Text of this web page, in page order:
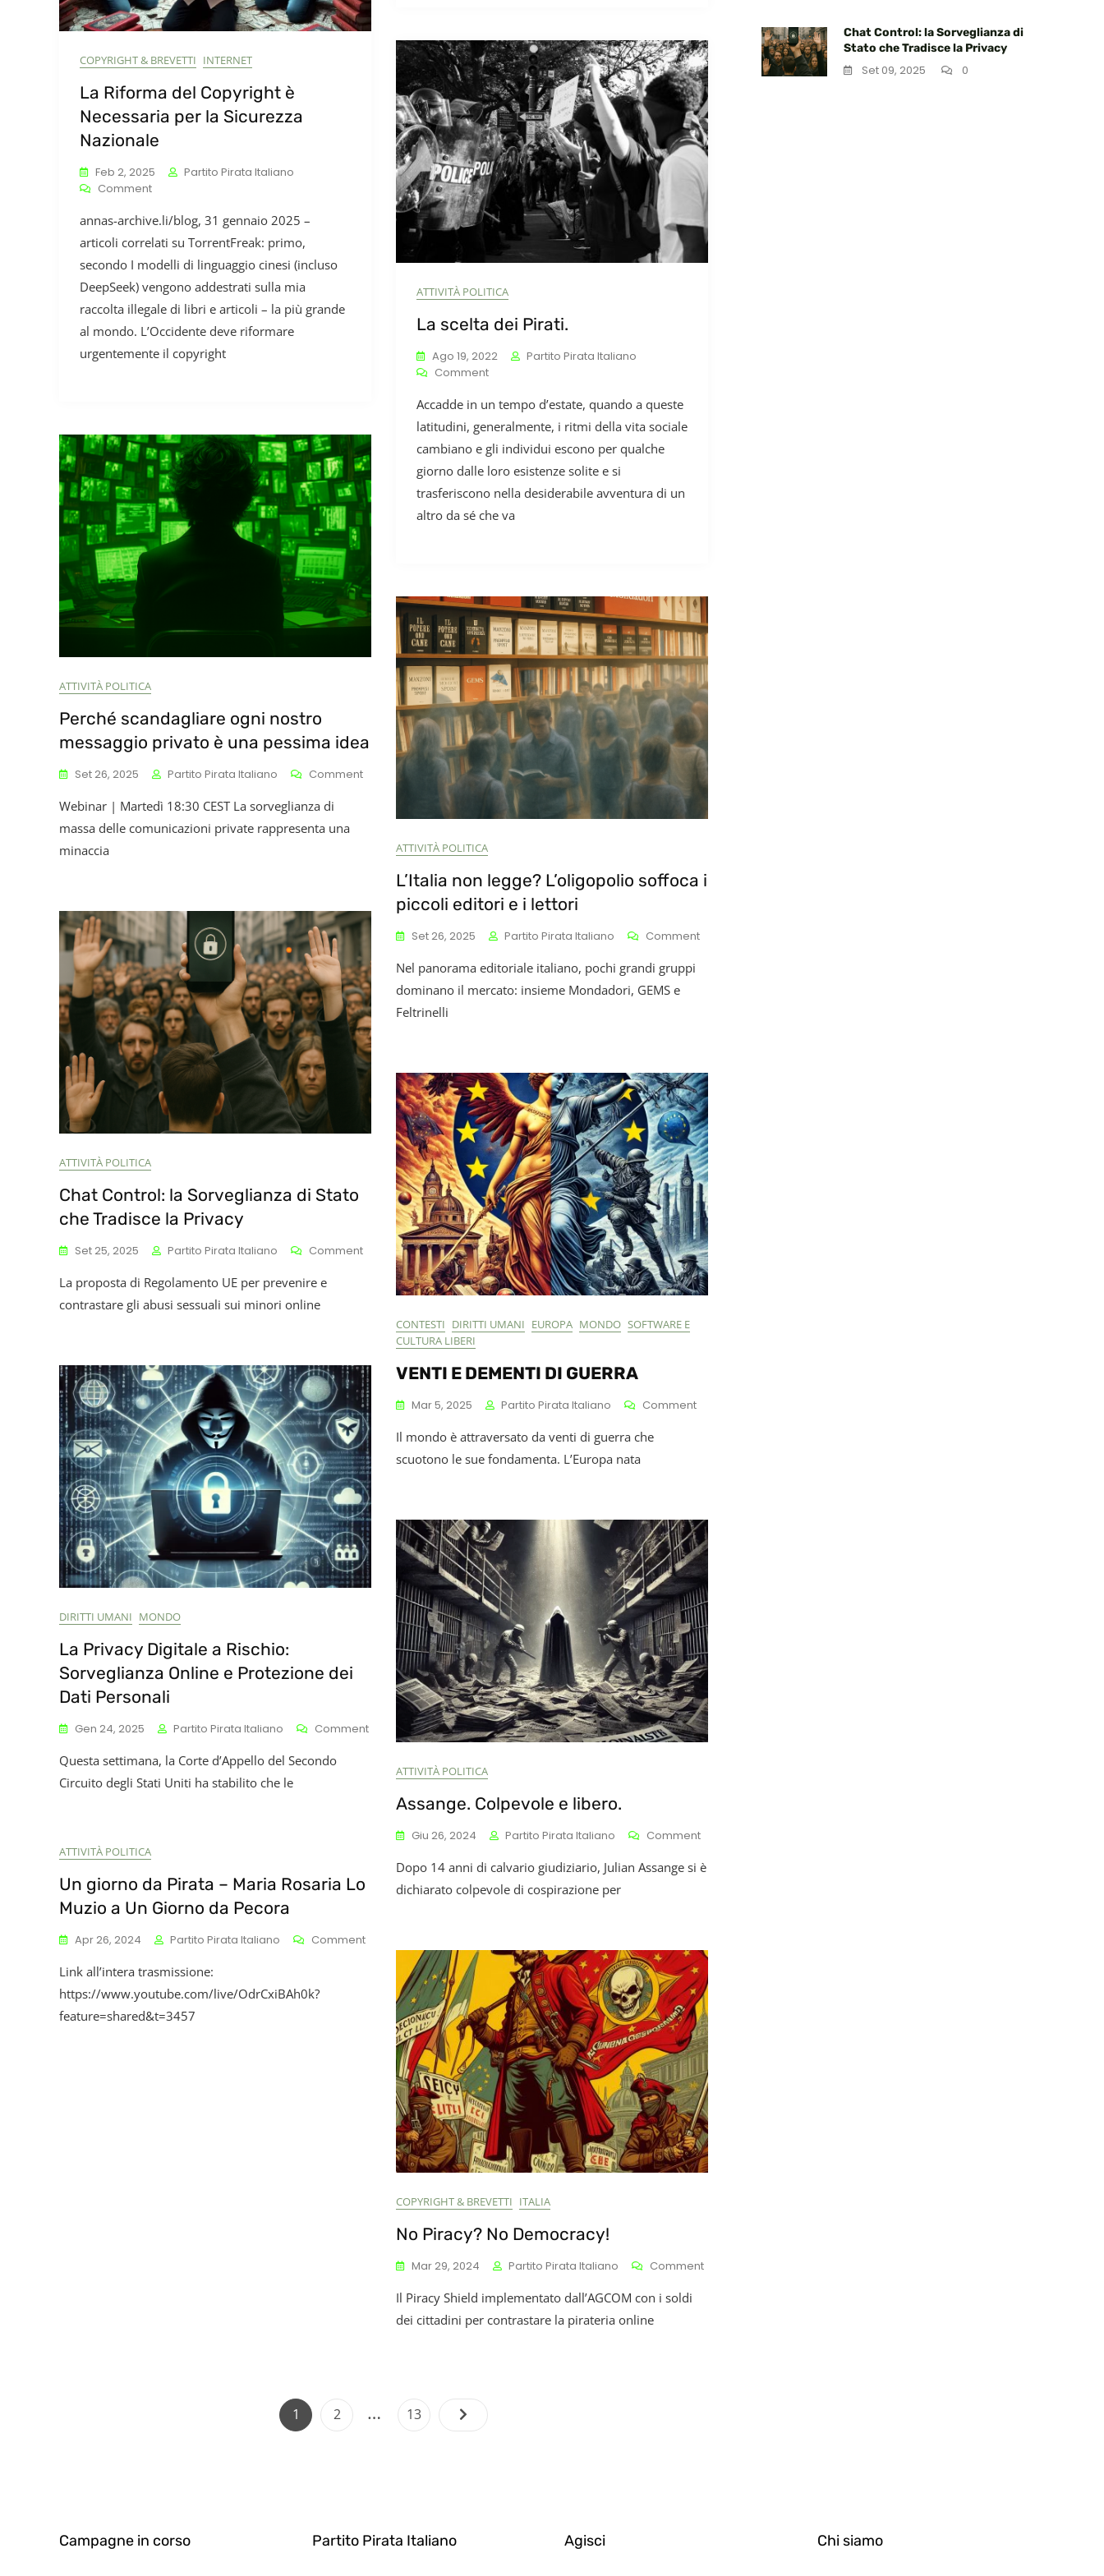
COPYRIGHT & BREVETTI INTERNET
La Riforma del Copyright è
Necessaria per la Sicurezza
Nazionale
Feb 2, 2025
Partito Pirata Italiano
CommentOn
Riforma
Del
È
Necessaria
Per
La
Sicurezza
Nazionale
annas-archive.li/blog, 31 gennaio 2025 –
articoli correlati su TorrentFreak: primo,
secondo I modelli di linguaggio cinesi (incluso
DeepSeek) vengono addestrati sulla mia
raccolta illegale di libri e articoli – la più grande
al mondo. L’Occidente deve riformare
urgentemente il copyright
Il
Nostro
Paese”,
Il
Discorso
Integrale
Di
Yulia
Navalnaya
A
Bruxelles
ATTIVITÀ POLITICA
La scelta dei Pirati.
Ago 19, 2022
Partito Pirata Italiano
CommentOn
Scelta
Dei
Accadde in un tempo d’estate, quando a queste
latitudini, generalmente, i ritmi della vita sociale
cambiano e gli individui escono per qualche
giorno dalle loro esistenze solite e si
trasferiscono nella desiderabile avventura di un
altro da sé che va
ATTIVITÀ POLITICA
Perché scandagliare ogni nostro
messaggio privato è una pessima idea
Set 26, 2025 Partito Pirata Italiano CommentOn
Messaggio
Privato
Pessima
Webinar | Martedì 18:30 CEST La sorveglianza di
massa delle comunicazioni private rappresenta una
minaccia
ATTIVITÀ POLITICA
L’Italia non legge? L’oligopolio soffoca i
piccoli editori e i lettori
Set 26, 2025 Partito Pirata Italiano CommentOn
E
I
Lettori
Nel panorama editoriale italiano, pochi grandi gruppi
dominano il mercato: insieme Mondadori, GEMS e
Feltrinelli
ATTIVITÀ POLITICA
Chat Control: la Sorveglianza di Stato
che Tradisce la Privacy
Set 25, 2025 Partito Pirata Italiano CommentOn
Control:
Che
Tradisce
La
Privacy
La proposta di Regolamento UE per prevenire e
contrastare gli abusi sessuali sui minori online
CONTESTI DIRITTI UMANI EUROPA MONDO SOFTWARE E
CULTURA LIBERI
VENTI E DEMENTI DI GUERRA
Mar 5, 2025 Partito Pirata Italiano CommentOn
Il mondo è attraversato da venti di guerra che
scuotono le sue fondamenta. L’Europa nata
DIRITTI UMANI MONDO
La Privacy Digitale a Rischio:
Sorveglianza Online e Protezione dei
Dati Personali
Gen 24, 2025 Partito Pirata Italiano CommentOn
Digitale
Rischio:
Sorveglianza
Online
Protezione
Questa settimana, la Corte d’Appello del Secondo
Circuito degli Stati Uniti ha stabilito che le
ATTIVITÀ POLITICA
Assange. Colpevole e libero.
Giu 26, 2024 Partito Pirata Italiano CommentOn
Colpevole
Dopo 14 anni di calvario giudiziario, Julian Assange si è
dichiarato colpevole di cospirazione per
ATTIVITÀ POLITICA
Un giorno da Pirata – Maria Rosaria Lo
Muzio a Un Giorno da Pecora
Apr 26, 2024 Partito Pirata Italiano CommentOn
Rosaria
Giorno
Pecora
Link all’intera trasmissione:
https://www.youtube.com/live/OdrCxiBAh0k?
feature=shared&t=3457
COPYRIGHT & BREVETTI ITALIA
No Piracy? No Democracy!
Mar 29, 2024 Partito Pirata Italiano CommentOn
Il Piracy Shield implementato dall’AGCOM con i soldi
dei cittadini per contrastare la pirateria online
Paginazione
degli
Page
1 Page
2 … Page
13
Chat Control: la Sorveglianza di
Stato che Tradisce la Privacy
Set 09, 2025 0
Campagne in corso Partito Pirata Italiano Agisci Chi siamo